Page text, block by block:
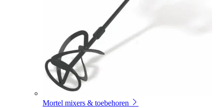
Mortel mixers & toebehoren